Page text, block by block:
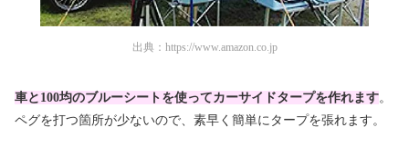
出典： https://www.amazon.co.jp
車と100均のブルーシートを使ってカーサイドタープを作れます。
ペグを打つ箇所が少ないので、素早く簡単にタープを張れます。